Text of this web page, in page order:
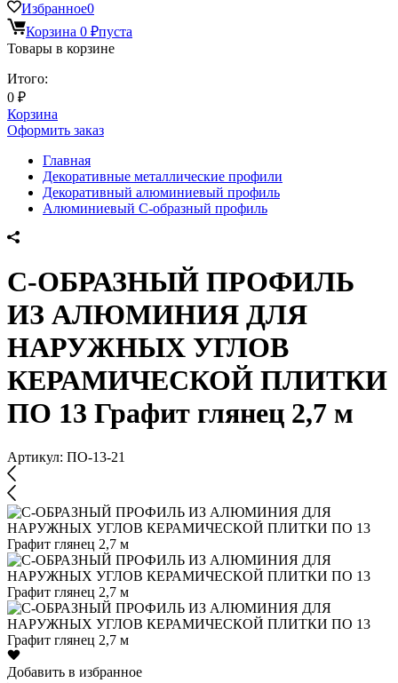
Избранное0
Корзина 0 ₽пуста
Товары в корзине
Итого:
0 ₽
Корзина
Оформить заказ
Главная
Декоративные металлические профили
Декоративный алюминиевый профиль
Алюминиевый С-образный профиль
С-ОБРАЗНЫЙ ПРОФИЛЬ
ИЗ АЛЮМИНИЯ ДЛЯ
НАРУЖНЫХ УГЛОВ
КЕРАМИЧЕСКОЙ ПЛИТКИ
ПО 13 Графит глянец 2,7 м
Артикул: ПО-13-21
Добавить в избранное